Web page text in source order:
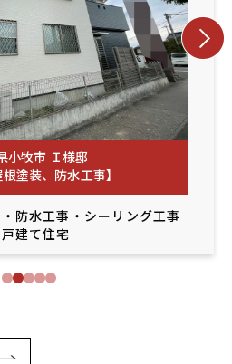
小牧市 Ｉ様邸
根塗装、防水工事】
・ 防水工事 ・ シーリング工事
戸建て住宅